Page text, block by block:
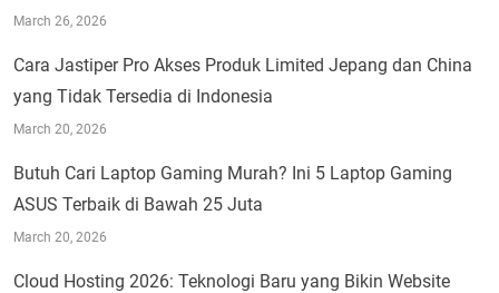
March 26, 2026
Cara Jastiper Pro Akses Produk Limited Jepang dan China
yang Tidak Tersedia di Indonesia
March 20, 2026
Butuh Cari Laptop Gaming Murah? Ini 5 Laptop Gaming
ASUS Terbaik di Bawah 25 Juta
March 20, 2026
Cloud Hosting 2026: Teknologi Baru yang Bikin Website